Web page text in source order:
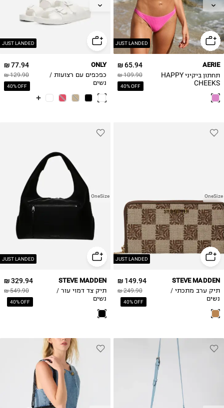
JUST LANDED
L
XL
65.94 ₪
109.90 ₪
40% OFF
AERIE
תחתון ביקיני HAPPY
CHEEKS
JUST LANDED
39
77.94 ₪
129.90 ₪
40% OFF
ONLY
כפכפים עם רצועות /
נשים
JUST LANDED
OneSize
149.94 ₪
249.90 ₪
40% OFF
STEVE MADDEN
תיק ערב מתכתי /
נשים
JUST LANDED
OneSize
329.94 ₪
549.90 ₪
40% OFF
STEVE MADDEN
תיק צד דמוי עור /
נשים